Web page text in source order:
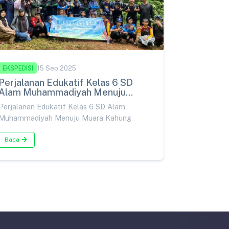
EKSPEDISI 15 Sep 2025
Perjalanan Edukatif Kelas 6 SD
Muhammadiyah Menuju
Kahung
Edukatif Kelas 6 SD Alam
Menuju Muara Kahung
Baca